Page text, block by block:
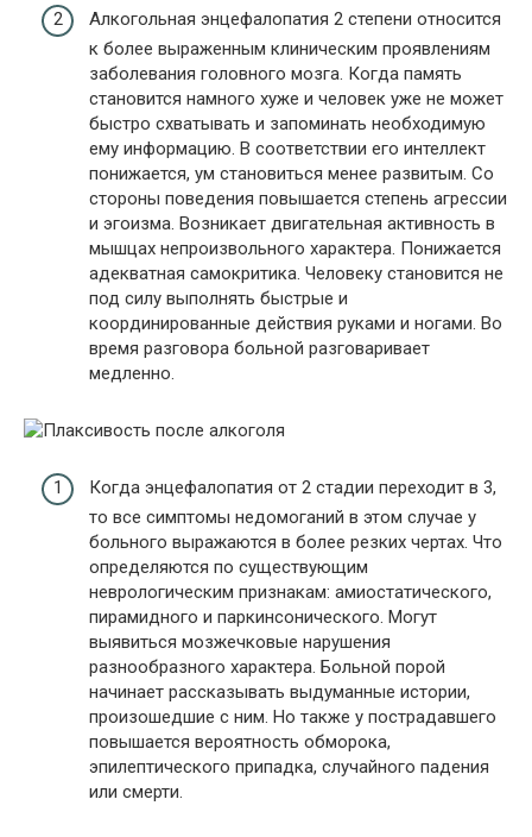
Алкогольная энцефалопатия 2 степени относится
к более выраженным клиническим проявлениям
заболевания головного мозга. Когда память
становится намного хуже и человек уже не может
быстро схватывать и запоминать необходимую
ему информацию. В соответствии его интеллект
понижается, ум становиться менее развитым. Со
стороны поведения повышается степень агрессии
и эгоизма. Возникает двигательная активность в
мышцах непроизвольного характера. Понижается
адекватная самокритика. Человеку становится не
под силу выполнять быстрые и
координированные действия руками и ногами. Во
время разговора больной разговаривает
медленно.
Когда энцефалопатия от 2 стадии переходит в 3,
то все симптомы недомоганий в этом случае у
больного выражаются в более резких чертах. Что
определяются по существующим
неврологическим признакам: амиостатического,
пирамидного и паркинсонического. Могут
выявиться мозжечковые нарушения
разнообразного характера. Больной порой
начинает рассказывать выдуманные истории,
произошедшие с ним. Но также у пострадавшего
повышается вероятность обморока,
эпилептического припадка, случайного падения
или смерти.